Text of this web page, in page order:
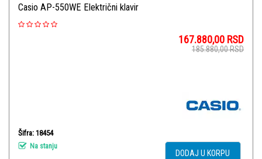
Casio AP-550WE Električni klavir
167.880,00 RSD
185.880,00RSD
Šifra: 18454
Na stanju
DODAJ U KORPU